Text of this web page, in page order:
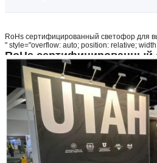
RoHs сертифицированный светофор для
" style="overflow: auto; position: relative;
RoHs сертифицированный